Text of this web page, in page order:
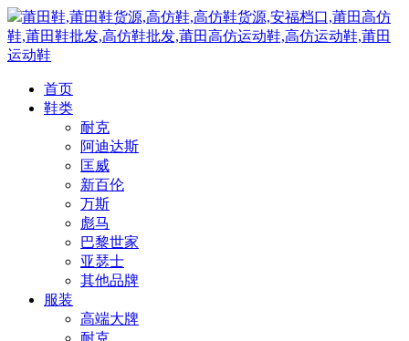
莆田鞋,莆田鞋货源,高仿鞋,高仿鞋货源,安福档口,莆田高仿
鞋,莆田鞋批发,高仿鞋批发,莆田高仿运动鞋,高仿运动鞋,莆田
运动鞋
首页
鞋类
耐克
阿迪达斯
匡威
新百伦
万斯
彪马
巴黎世家
亚瑟士
其他品牌
服装
高端大牌
耐克